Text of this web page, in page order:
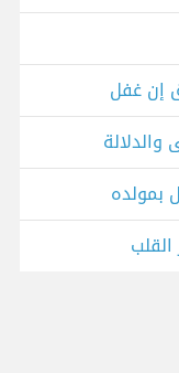
إن غفل
بمولده